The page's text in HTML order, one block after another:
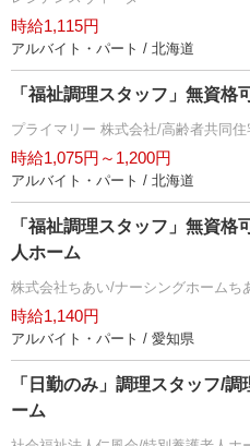
時給1,115円
アルバイト・パート / 北海道
「福祉調理スタッフ」無資格
プライマリー 株式会社/高齢者共同住
時給1,075円～1,200円
アルバイト・パート / 北海道
「福祉調理スタッフ」無資
人ホーム
株式会社ちあい/ナーシングホームち
時給1,140円
アルバイト・パート / 愛知県
「日勤のみ」調理スタッフ/
ーム